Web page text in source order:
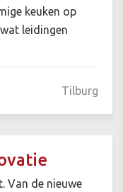
keuken op
leidingen
Tilburg
Van de nieuwe